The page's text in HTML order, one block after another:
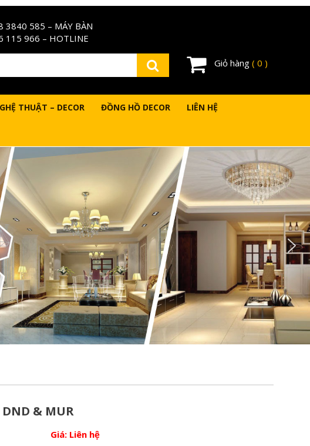
3840 585 – MÁY BÀN
115 966 – HOTLINE
Giỏ hàng ( 0 )
THUẬT – DECOR ĐỒNG HỒ DECOR LIÊN HỆ
& MUR
Giá: Liên hệ